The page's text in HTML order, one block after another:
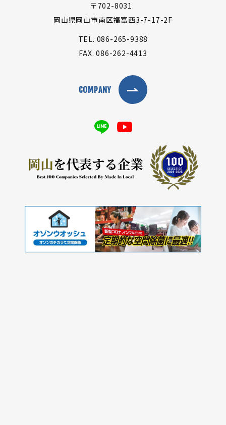
〒702-8031
岡山県岡山市南区福富西3-7-17-2F
TEL. 086-265-9388
FAX.086-262-4413
COMPANY